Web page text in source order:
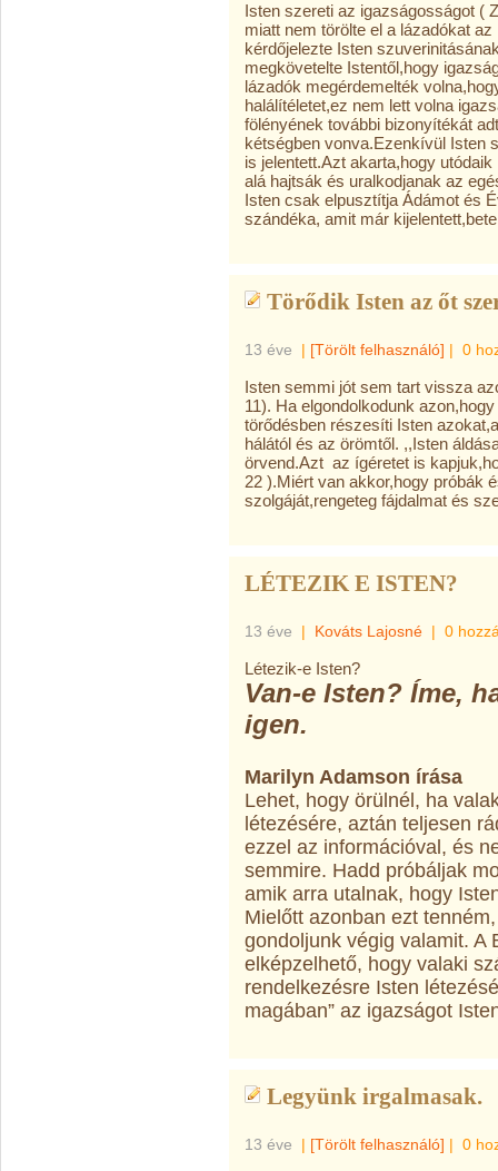
Isten szereti az igazságosságot (
miatt nem törölte el a lázadókat
kérdőjelezte Isten
megkövetelte Istentől,hogy
lázadók megérdemelték
halálítéletet,ez nem lett volna
fölényének további bizonyítékát
kétségben vonva.Ezenkívül Isten
is jelentett.Azt akarta,hogy
alá hajtsák és uralkodjanak az
Isten csak elpusztítja Ádámot és
szándéka, amit már
Törődik Isten az őt
13 éve | [Törölt felhasználó] | 0
Isten semmi jót sem tart vissza
11). Ha elgondolkodunk
törődésben részesíti Isten
hálától és az örömtől. ,,Isten
örvend.Azt az ígéretet is
22 ).Miért van akkor,hogy próbák
szolgáját,rengeteg fájdalmat és
LÉTEZIK E ISTEN?
13 éve | Kováts Lajosné | 0
Létezik-e Isten?
Van-e Isten? Íme,
igen.
Marilyn Adamson írása
Lehet, hogy örülnél, ha
létezésére, aztán teljesen
ezzel az információval, és
semmire. Hadd próbáljak
amik arra utalnak, hogy
Mielőtt azonban ezt
gondoljunk végig valamit. A
elképzelhető, hogy valaki
rendelkezésre Isten
magában” az igazságot
Legyünk irgalmasak.
13 éve | [Törölt felhasználó] | 0